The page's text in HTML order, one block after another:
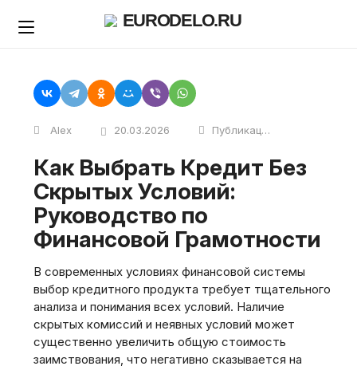
EURODELO.RU
Alex 20.03.2026 Публикации
Как Выбрать Кредит Без
Скрытых Условий:
Руководство по
Финансовой Грамотности
В современных условиях финансовой системы
выбор кредитного продукта требует тщательного
анализа и понимания всех условий. Наличие
скрытых комиссий и неявных условий может
существенно увеличить общую стоимость
заимствования‚ что негативно сказывается на